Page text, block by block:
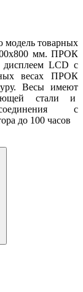
товарных
мм. ПРОК
LCD с
весах ПРОК
Весы имеют
стали и
с
до 100 часов